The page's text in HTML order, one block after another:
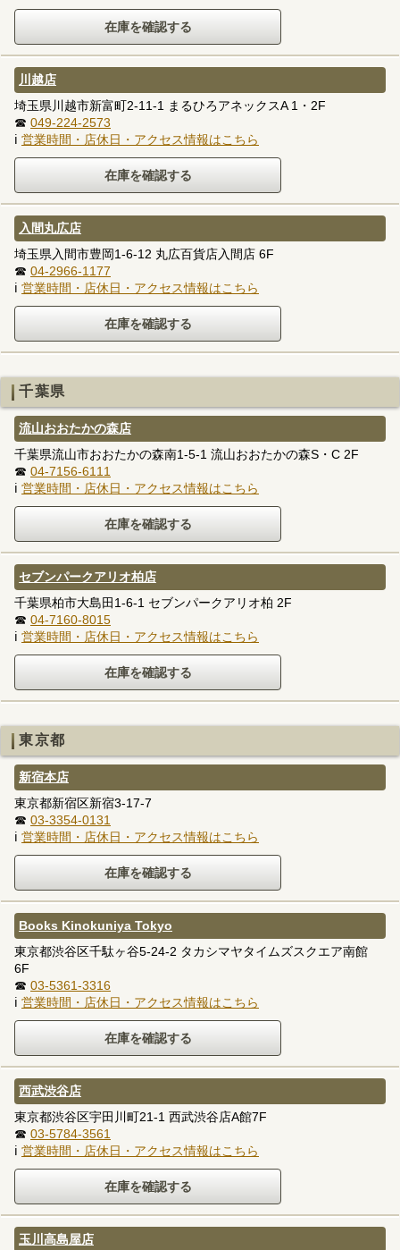
川越店
埼玉県川越市新富町2-11-1 まるひろアネックスA 1・2F
☎ 049-224-2573
ℹ 営業時間・店休日・アクセス情報はこちら
入間丸広店
埼玉県入間市豊岡1-6-12 丸広百貨店入間店 6F
☎ 04-2966-1177
ℹ 営業時間・店休日・アクセス情報はこちら
千葉県
流山おおたかの森店
千葉県流山市おおたかの森南1-5-1 流山おおたかの森S・C 2F
☎ 04-7156-6111
ℹ 営業時間・店休日・アクセス情報はこちら
セブンパークアリオ柏店
千葉県柏市大島田1-6-1 セブンパークアリオ柏 2F
☎ 04-7160-8015
ℹ 営業時間・店休日・アクセス情報はこちら
東京都
新宿本店
東京都新宿区新宿3-17-7
☎ 03-3354-0131
ℹ 営業時間・店休日・アクセス情報はこちら
Books Kinokuniya Tokyo
東京都渋谷区千駄ヶ谷5-24-2 タカシマヤタイムズスクエア南館
6F
☎ 03-5361-3316
ℹ 営業時間・店休日・アクセス情報はこちら
西武渋谷店
東京都渋谷区宇田川町21-1 西武渋谷店A館7F
☎ 03-5784-3561
ℹ 営業時間・店休日・アクセス情報はこちら
玉川高島屋店